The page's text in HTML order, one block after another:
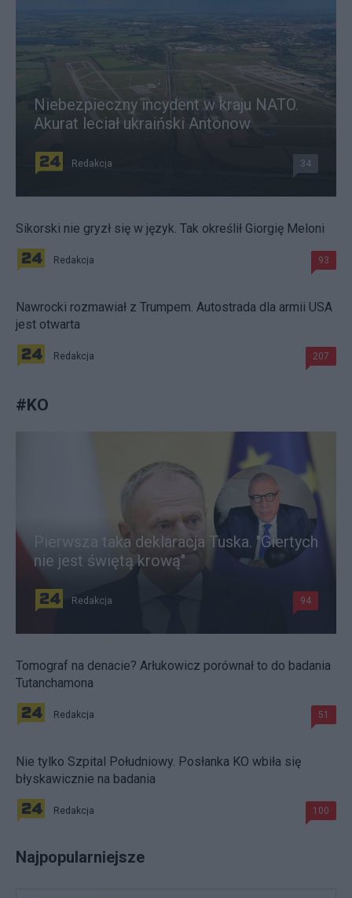
Niebezpieczny incydent w kraju NATO.
Akurat leciał ukraiński Antonow
Redakcja 34
Sikorski nie gryzł się w język. Tak określił Giorgię Meloni
Redakcja 93
Nawrocki rozmawiał z Trumpem. Autostrada dla armii USA
jest otwarta
Redakcja 207
#KO
Pierwsza taka deklaracja Tuska. "Giertych
nie jest świętą krową"
Redakcja 94
Tomograf na denacie? Arłukowicz porównał to do badania
Tutanchamona
Redakcja 51
Nie tylko Szpital Południowy. Posłanka KO wbiła się
błyskawicznie na badania
Redakcja 100
Najpopularniejsze